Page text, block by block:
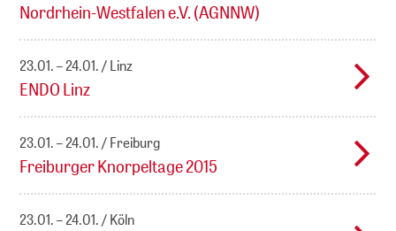
Nordrhein-Westfalen e.V. (AGNNW)
23.01. – 24.01. Linz
ENDO Linz
23.01. – 24.01. Freiburg
Freiburger Knorpeltage 2015
23.01. – 24.01. Köln